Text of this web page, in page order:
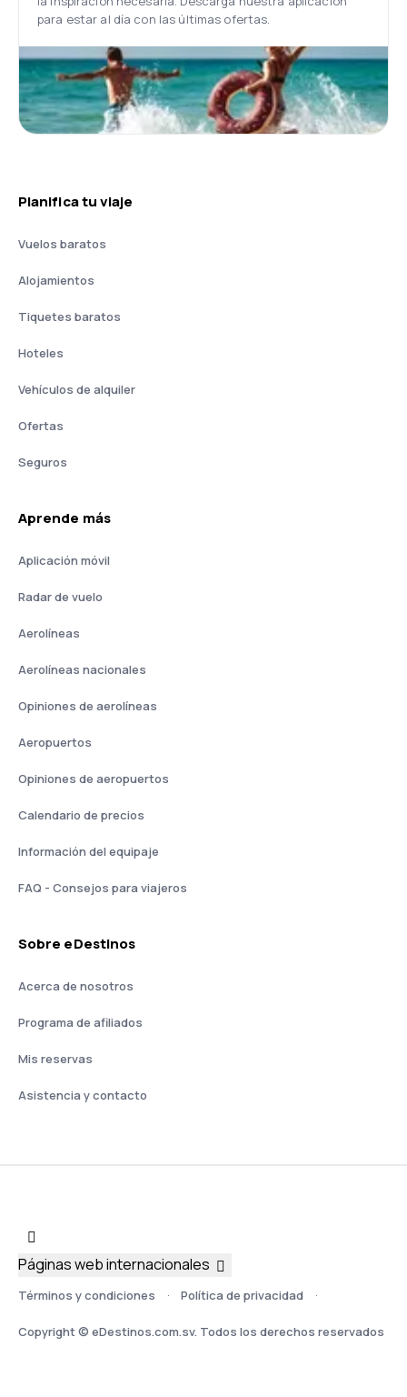
para estar al día con las últimas ofertas.
Planifica tu viaje
Vuelos baratos
Alojamientos
Tiquetes baratos
Hoteles
Vehículos de alquiler
Ofertas
Seguros
Aprende más
Aplicación móvil
Radar de vuelo
Aerolíneas
Aerolíneas nacionales
Opiniones de aerolíneas
Aeropuertos
Opiniones de aeropuertos
Calendario de precios
Información del equipaje
FAQ - Consejos para viajeros
Sobre eDestinos
Acerca de nosotros
Programa de afiliados
Mis reservas
Asistencia y contacto
Términos y condiciones Política de privacidad
Copyright © eDestinos.com.sv. Todos los derechos reservados
Páginas web internacionales